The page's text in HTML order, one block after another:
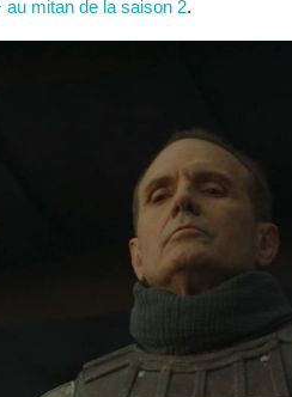
mitan de la saison 2.